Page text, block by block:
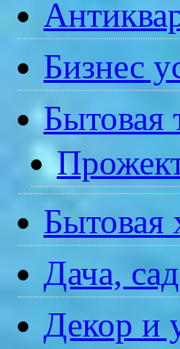
Бизнес
Бытовая
Бытовая
Дача,
Декор и